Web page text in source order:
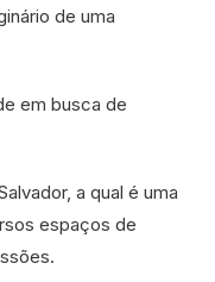
de uma
em busca de
a qual é uma
espaços de